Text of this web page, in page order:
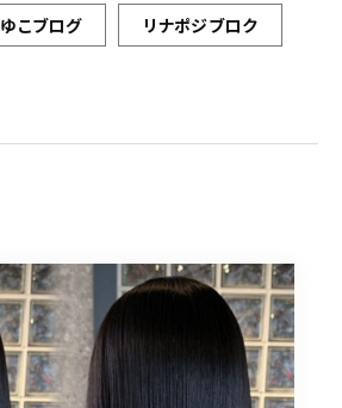
ゆこブログ リナポジブロク